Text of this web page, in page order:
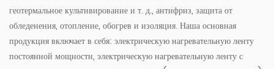
геотермальное культивирование и т. д., антифриз, защита от
обледенения, отопление, обогрев и изоляция. Наша основная
продукция включает в себя: электрическую нагревательную ленту
постоянной мощности, электрическую нагревательную ленту с